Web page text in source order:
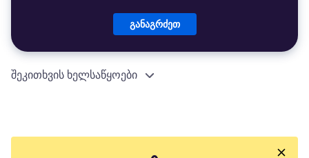
განაგრძეთ
შეკითხვის ხელსაწყოები